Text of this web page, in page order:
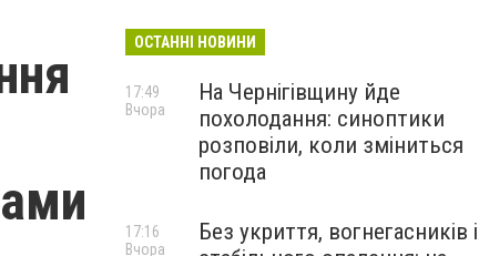
ОСТАННІ НОВИНИ
На Чернігівщину йде
похолодання: синоптики
розповіли, коли зміниться
погода
17:49
Вчора
Без укриття, вогнегасників і
17:16
Вчора